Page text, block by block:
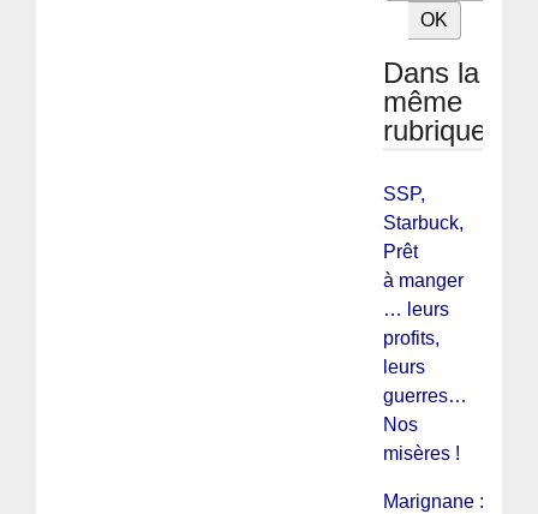
Dans la
même
rubrique
SSP,
Starbuck,
Prêt
à manger
… leurs
profits,
leurs
guerres…
Nos
misères !
Marignane :